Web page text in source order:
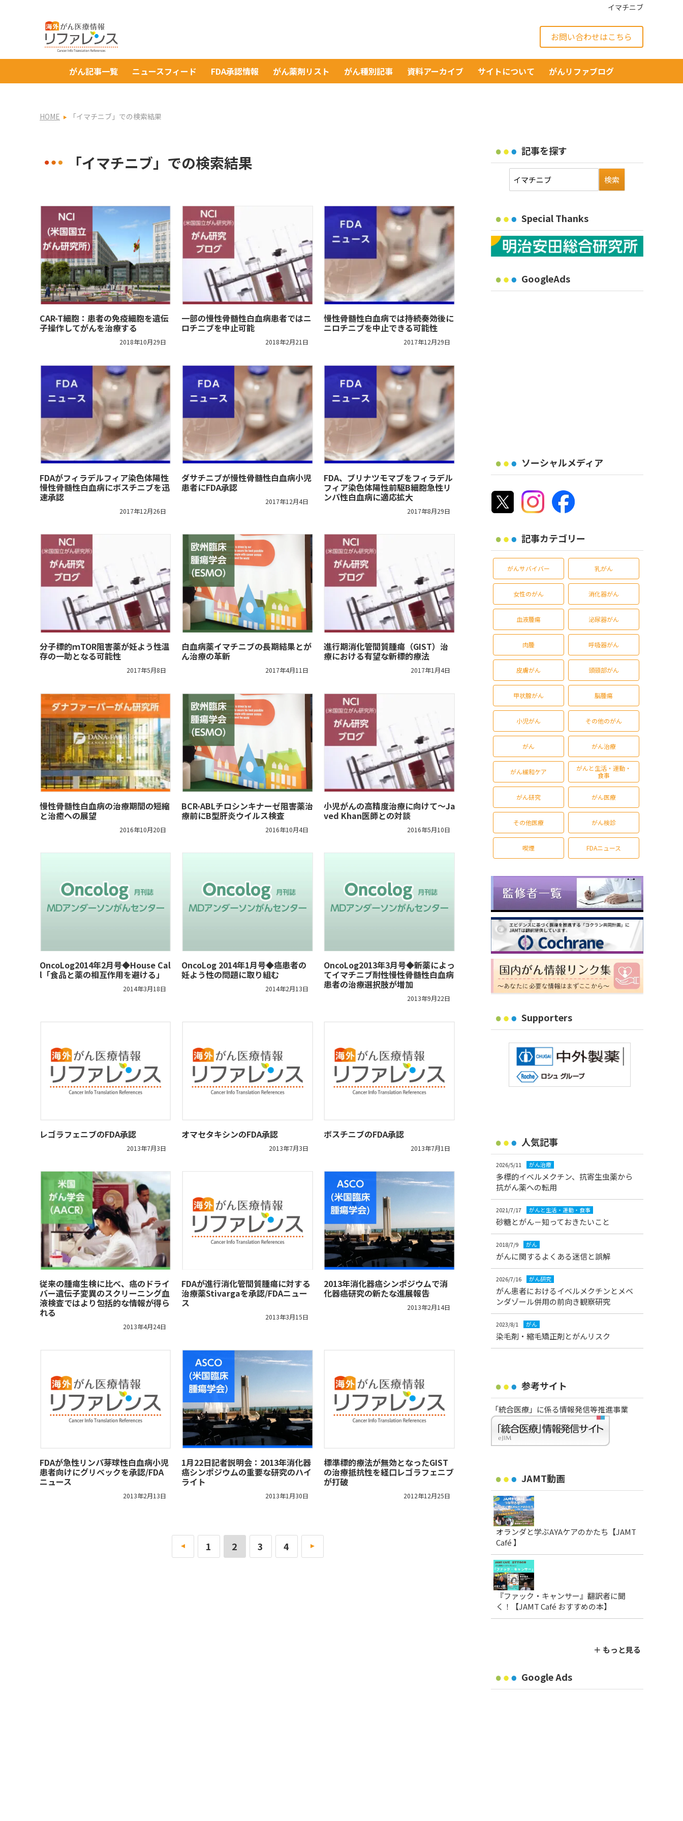
イマチニブ
お問い合わせはこちら
がん記事一覧 ニュースフィード FDA承認情報 がん薬剤リスト がん種別記事 資料アーカイブ サイトについて がんリファブログ
HOME 「イマチニブ」での検索結果
「イマチニブ」での検索結果
CAR-T細胞：患者の免疫細胞を遺伝
子操作してがんを治療する
2018年10月29日
一部の慢性骨髄性白血病患者ではニ
ロチニブを中止可能
2018年2月21日
慢性骨髄性白血病では持続奏効後に
ニロチニブを中止できる可能性
2017年12月29日
FDAがフィラデルフィア染色体陽性
慢性骨髄性白血病にボスチニブを迅
速承認
2017年12月26日
ダサチニブが慢性骨髄性白血病小児
患者にFDA承認
2017年12月4日
FDA、ブリナツモマブをフィラデル
フィア染色体陽性前駆B細胞急性リ
ンパ性白血病に適応拡大
2017年8月29日
分子標的ｍTOR阻害薬が妊よう性温
存の一助となる可能性
2017年5月8日
白血病薬イマチニブの長期結果とが
ん治療の革新
2017年4月11日
進行期消化管間質腫瘍（GIST）治
療における有望な新標的療法
2017年1月4日
慢性骨髄性白血病の治療期間の短縮
と治癒への展望
2016年10月20日
BCR-ABLチロシンキナーゼ阻害薬治
療前にB型肝炎ウイルス検査
2016年10月4日
小児がんの高精度治療に向けて～Ja
ved Khan医師との対談
2016年5月10日
OncoLog2014年2月号◆House Cal
l「食品と薬の相互作用を避ける」
2014年3月18日
OncoLog 2014年1月号◆癌患者の
妊よう性の問題に取り組む
2014年2月13日
OncoLog2013年3月号◆新薬によっ
てイマチニブ耐性慢性骨髄性白血病
患者の治療選択肢が増加
2013年9月22日
レゴラフェニブのFDA承認
2013年7月3日
オマセタキシンのFDA承認
2013年7月3日
ボスチニブのFDA承認
2013年7月1日
従来の腫瘍生検に比べ、癌のドライ
バー遺伝子変異のスクリーニング血
液検査ではより包括的な情報が得ら
れる
2013年4月24日
FDAが進行消化管間質腫瘍に対する
治療薬Stivargaを承認/FDAニュー
ス
2013年3月15日
2013年消化器癌シンポジウムで消
化器癌研究の新たな進展報告
2013年2月14日
FDAが急性リンパ芽球性白血病小児
患者向けにグリベックを承認/FDA
ニュース
2013年2月13日
1月22日記者説明会：2013年消化器
癌シンポジウムの重要な研究のハイ
ライト
2013年1月30日
標準標的療法が無効となったGIST
の治療抵抗性を経口レゴラフェニブ
が打破
2012年12月25日
« 1 2 3 4 »
記事を探す
Special Thanks
GoogleAds
ソーシャルメディア
記事カテゴリー
がんサバイバー 乳がん
女性のがん 消化器がん
血液腫瘍 泌尿器がん
肉腫 呼吸器がん
皮膚がん 頭頸部がん
甲状腺がん 脳腫瘍
小児がん その他のがん
がん がん治療
がん緩和ケア
がんと生活・運動・
食事
がん研究 がん医療
その他医療 がん検診
喫煙 FDAニュース
Supporters
人気記事
2026/5/11 がん治療
多標的イベルメクチン、抗寄生虫薬から
抗がん薬への転用
2021/7/17 がんと生活・運動・食事
砂糖とがん－知っておきたいこと
2018/7/9 がん
がんに関するよくある迷信と誤解
2026/7/16 がん研究
がん患者におけるイベルメクチンとメベ
ンダゾール併用の前向き観察研究
2023/8/1 がん
染毛剤・縮毛矯正剤とがんリスク
参考サイト
「統合医療」に係る情報発信等推進事業
JAMT動画
オランダと学ぶAYAケアのかたち【JAMT
Café 】
『ファック・キャンサー』翻訳者に聞
く！【JAMT Café おすすめの本】
＋ もっと見る
Google Ads